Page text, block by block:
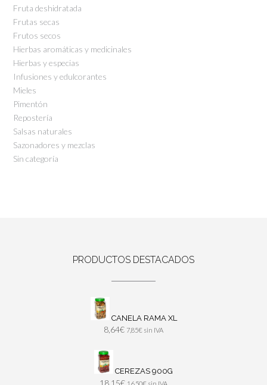
Fruta deshidratada
Frutas secas
Frutos secos
Hierbas aromáticas y medicinales
Hierbas y especias
Infusiones y edulcorantes
Mieles
Pimentón
Repostería
Salsas naturales
Sazonadores y mezclas
Sin categoría
PRODUCTOS DESTACADOS
CANELA RAMA XL
8,64€ 7,85€ sin IVA
CEREZAS 900G